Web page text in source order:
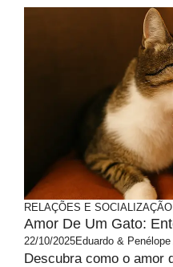
RELAÇÕES E SOCIALIZAÇÃO
Amor De Um Gato:
22/10/2025Eduardo &
Descubra como o amor